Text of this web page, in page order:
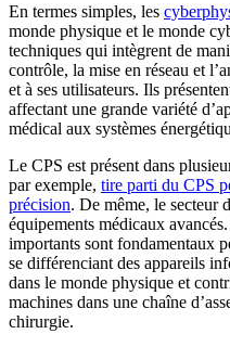
En termes simples, les
monde physique et le monde
techniques qui intègrent de
contrôle, la mise en réseau et
et à ses utilisateurs. Ils
affectant une grande variété
médical aux systèmes
Le CPS est présent dans
par exemple, tire parti du CPS
précision. De même, le secteur
équipements médicaux
importants sont fondamentaux
se différenciant des appareils
dans le monde physique et
machines dans une chaîne
chirurgie.